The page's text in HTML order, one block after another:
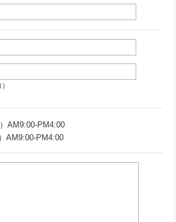
AM9:00-PM4:00
AM9:00-PM4:00